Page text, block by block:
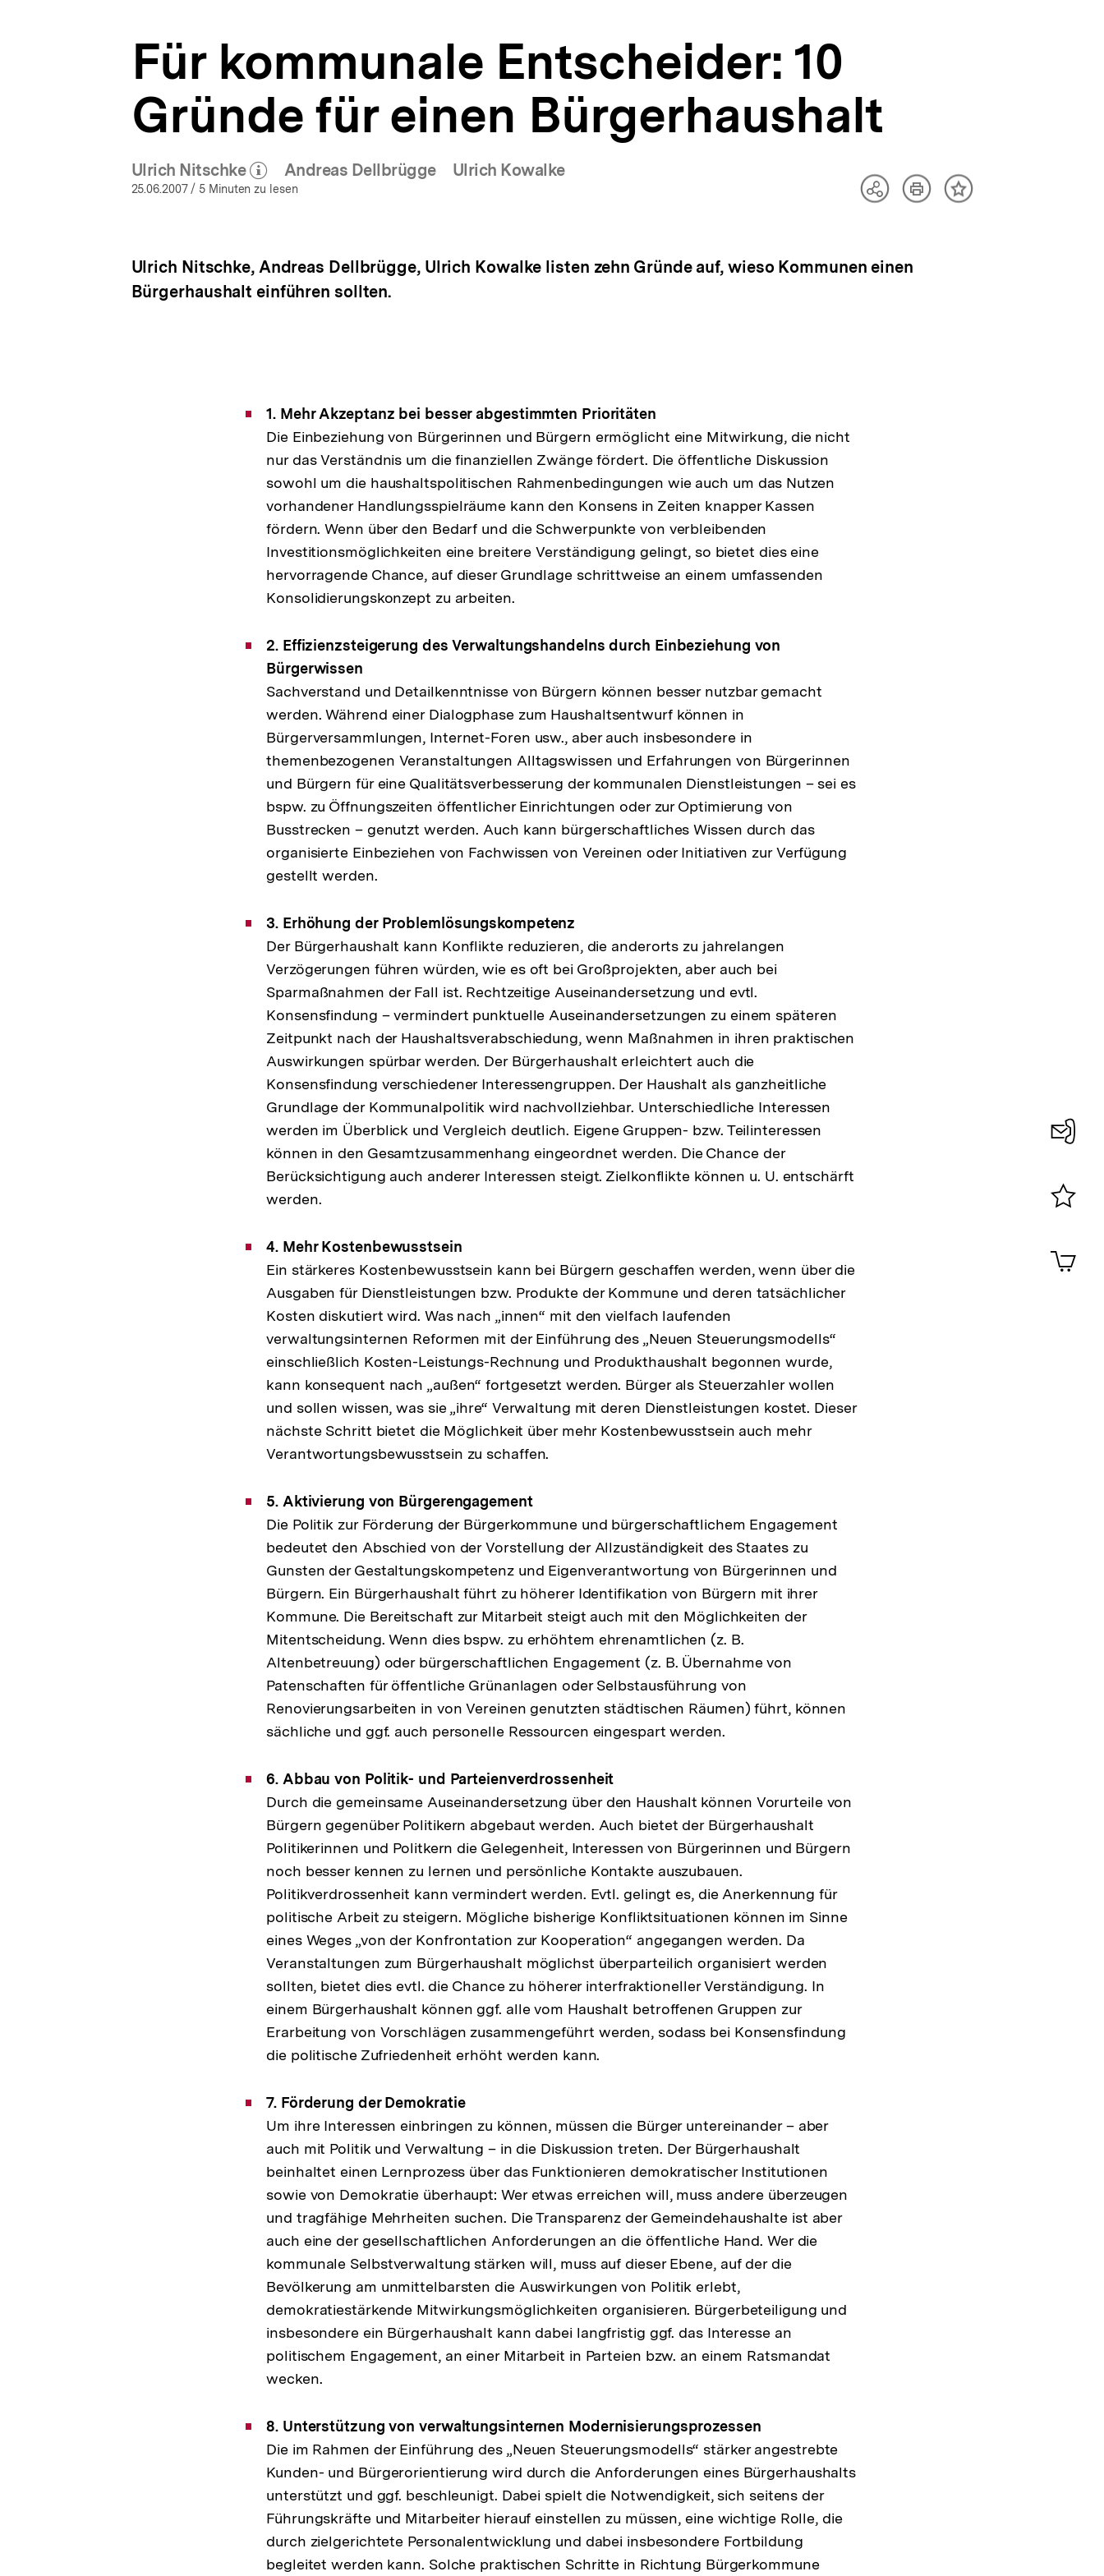
Für kommunale Entscheider: 10
Gründe für einen Bürgerhaushalt
Ulrich Nitschke
(Mehr zum Autor)
öffnen
Andreas Dellbrügge Ulrich Kowalke
25.06.2007/ 5 Minuten zu lesen
TeilenArtikelInhalt
Ulrich Nitschke, Andreas Dellbrügge, Ulrich Kowalke listen zehn Gründe auf, wieso Kommunen einen
Bürgerhaushalt einführen sollten.
1. Mehr Akzeptanz bei besser abgestimmten Prioritäten
Die Einbeziehung von Bürgerinnen und Bürgern ermöglicht eine Mitwirkung, die nicht
nur das Verständnis um die finanziellen Zwänge fördert. Die öffentliche Diskussion
sowohl um die haushaltspolitischen Rahmenbedingungen wie auch um das Nutzen
vorhandener Handlungsspielräume kann den Konsens in Zeiten knapper Kassen
fördern. Wenn über den Bedarf und die Schwerpunkte von verbleibenden
Investitionsmöglichkeiten eine breitere Verständigung gelingt, so bietet dies eine
hervorragende Chance, auf dieser Grundlage schrittweise an einem umfassenden
Konsolidierungskonzept zu arbeiten.
2. Effizienzsteigerung des Verwaltungshandelns durch Einbeziehung von
Bürgerwissen
Sachverstand und Detailkenntnisse von Bürgern können besser nutzbar gemacht
werden. Während einer Dialogphase zum Haushaltsentwurf können in
Bürgerversammlungen, Internet-Foren usw., aber auch insbesondere in
themenbezogenen Veranstaltungen Alltagswissen und Erfahrungen von Bürgerinnen
und Bürgern für eine Qualitätsverbesserung der kommunalen Dienstleistungen – sei es
bspw. zu Öffnungszeiten öffentlicher Einrichtungen oder zur Optimierung von
Busstrecken – genutzt werden. Auch kann bürgerschaftliches Wissen durch das
organisierte Einbeziehen von Fachwissen von Vereinen oder Initiativen zur Verfügung
gestellt werden.
3. Erhöhung der Problemlösungskompetenz
Der Bürgerhaushalt kann Konflikte reduzieren, die anderorts zu jahrelangen
Verzögerungen führen würden, wie es oft bei Großprojekten, aber auch bei
Sparmaßnahmen der Fall ist. Rechtzeitige Auseinandersetzung und evtl.
Konsensfindung – vermindert punktuelle Auseinandersetzungen zu einem späteren
Zeitpunkt nach der Haushaltsverabschiedung, wenn Maßnahmen in ihren praktischen
Auswirkungen spürbar werden. Der Bürgerhaushalt erleichtert auch die
Konsensfindung verschiedener Interessengruppen. Der Haushalt als ganzheitliche
Grundlage der Kommunalpolitik wird nachvollziehbar. Unterschiedliche Interessen
werden im Überblick und Vergleich deutlich. Eigene Gruppen- bzw. Teilinteressen
können in den Gesamtzusammenhang eingeordnet werden. Die Chance der
Berücksichtigung auch anderer Interessen steigt. Zielkonflikte können u. U. entschärft
werden.
4. Mehr Kostenbewusstsein
Ein stärkeres Kostenbewusstsein kann bei Bürgern geschaffen werden, wenn über die
Ausgaben für Dienstleistungen bzw. Produkte der Kommune und deren tatsächlicher
Kosten diskutiert wird. Was nach „innen“ mit den vielfach laufenden
verwaltungsinternen Reformen mit der Einführung des „Neuen Steuerungsmodells“
einschließlich Kosten-Leistungs-Rechnung und Produkthaushalt begonnen wurde,
kann konsequent nach „außen“ fortgesetzt werden. Bürger als Steuerzahler wollen
und sollen wissen, was sie „ihre“ Verwaltung mit deren Dienstleistungen kostet. Dieser
nächste Schritt bietet die Möglichkeit über mehr Kostenbewusstsein auch mehr
Verantwortungsbewusstsein zu schaffen.
5. Aktivierung von Bürgerengagement
Die Politik zur Förderung der Bürgerkommune und bürgerschaftlichem Engagement
bedeutet den Abschied von der Vorstellung der Allzuständigkeit des Staates zu
Gunsten der Gestaltungskompetenz und Eigenverantwortung von Bürgerinnen und
Bürgern. Ein Bürgerhaushalt führt zu höherer Identifikation von Bürgern mit ihrer
Kommune. Die Bereitschaft zur Mitarbeit steigt auch mit den Möglichkeiten der
Mitentscheidung. Wenn dies bspw. zu erhöhtem ehrenamtlichen (z. B.
Altenbetreuung) oder bürgerschaftlichen Engagement (z. B. Übernahme von
Patenschaften für öffentliche Grünanlagen oder Selbstausführung von
Renovierungsarbeiten in von Vereinen genutzten städtischen Räumen) führt, können
sächliche und ggf. auch personelle Ressourcen eingespart werden.
6. Abbau von Politik- und Parteienverdrossenheit
Durch die gemeinsame Auseinandersetzung über den Haushalt können Vorurteile von
Bürgern gegenüber Politikern abgebaut werden. Auch bietet der Bürgerhaushalt
Politikerinnen und Politkern die Gelegenheit, Interessen von Bürgerinnen und Bürgern
noch besser kennen zu lernen und persönliche Kontakte auszubauen.
Politikverdrossenheit kann vermindert werden. Evtl. gelingt es, die Anerkennung für
politische Arbeit zu steigern. Mögliche bisherige Konfliktsituationen können im Sinne
eines Weges „von der Konfrontation zur Kooperation“ angegangen werden. Da
Veranstaltungen zum Bürgerhaushalt möglichst überparteilich organisiert werden
sollten, bietet dies evtl. die Chance zu höherer interfraktioneller Verständigung. In
einem Bürgerhaushalt können ggf. alle vom Haushalt betroffenen Gruppen zur
Erarbeitung von Vorschlägen zusammengeführt werden, sodass bei Konsensfindung
die politische Zufriedenheit erhöht werden kann.
7. Förderung der Demokratie
Um ihre Interessen einbringen zu können, müssen die Bürger untereinander – aber
auch mit Politik und Verwaltung – in die Diskussion treten. Der Bürgerhaushalt
beinhaltet einen Lernprozess über das Funktionieren demokratischer Institutionen
sowie von Demokratie überhaupt: Wer etwas erreichen will, muss andere überzeugen
und tragfähige Mehrheiten suchen. Die Transparenz der Gemeindehaushalte ist aber
auch eine der gesellschaftlichen Anforderungen an die öffentliche Hand. Wer die
kommunale Selbstverwaltung stärken will, muss auf dieser Ebene, auf der die
Bevölkerung am unmittelbarsten die Auswirkungen von Politik erlebt,
demokratiestärkende Mitwirkungsmöglichkeiten organisieren. Bürgerbeteiligung und
insbesondere ein Bürgerhaushalt kann dabei langfristig ggf. das Interesse an
politischem Engagement, an einer Mitarbeit in Parteien bzw. an einem Ratsmandat
wecken.
8. Unterstützung von verwaltungsinternen Modernisierungsprozessen
Die im Rahmen der Einführung des „Neuen Steuerungsmodells“ stärker angestrebte
Kunden- und Bürgerorientierung wird durch die Anforderungen eines Bürgerhaushalts
unterstützt und ggf. beschleunigt. Dabei spielt die Notwendigkeit, sich seitens der
Führungskräfte und Mitarbeiter hierauf einstellen zu müssen, eine wichtige Rolle, die
durch zielgerichtete Personalentwicklung und dabei insbesondere Fortbildung
begleitet werden kann. Solche praktischen Schritte in Richtung Bürgerkommune